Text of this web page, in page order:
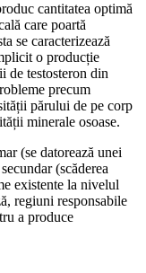
cantitatea optimă
care poartă
se caracterizează
o producție
de testosteron din
precum
părului de pe corp
minerale osoase.
(se datorează unei
(scăderea
existente la nivelul
regiuni responsabile
a produce